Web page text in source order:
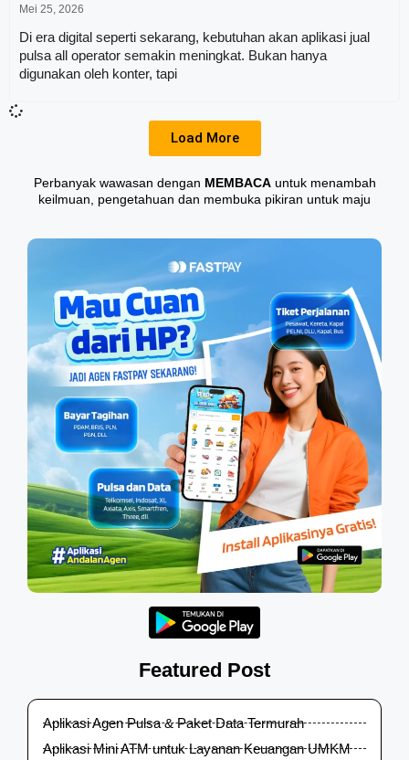
Mei 25, 2026
Di era digital seperti sekarang, kebutuhan akan aplikasi jual
pulsa all operator semakin meningkat. Bukan hanya
digunakan oleh konter, tapi
Load More
Perbanyak wawasan dengan MEMBACAuntuk menambah
keilmuan, pengetahuan dan membuka pikiran untuk maju
Featured Post
Aplikasi Agen Pulsa & Paket Data Termurah
Aplikasi Mini ATM untuk Layanan Keuangan UMKM